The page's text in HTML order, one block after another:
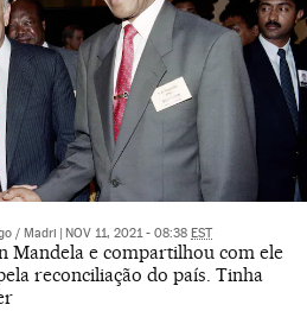
/ Madri NOV 11, 2021 - 08:38 EST
Mandela e compartilhou com ele
reconciliação do país. Tinha